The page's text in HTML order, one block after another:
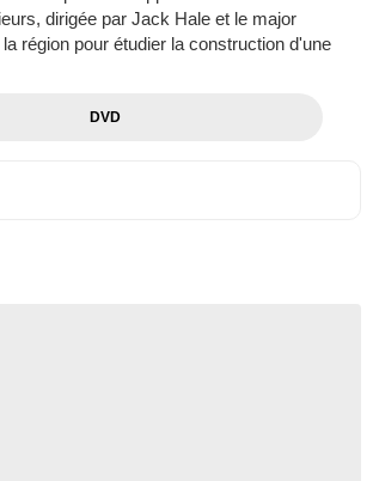
dirigée par Jack Hale et le major
région pour étudier la construction d'une
DVD